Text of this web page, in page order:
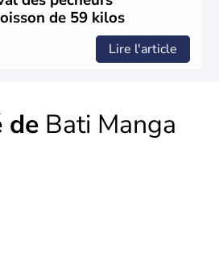
de 59 kilos
Lire l'article
de Bati Manga